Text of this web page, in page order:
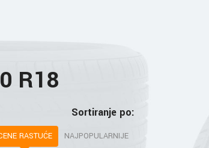
R18
Sortiranje po:
RASTUĆE NAJPOPULARNIJE